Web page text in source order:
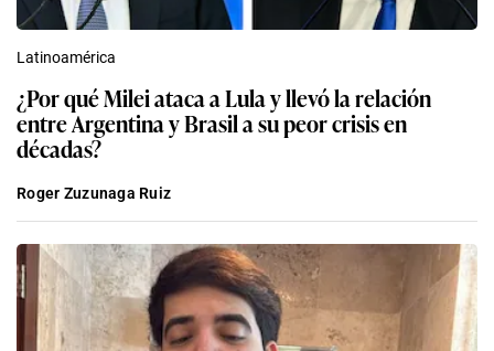
Latinoamérica
¿Por qué Milei ataca a Lula y llevó la relación
entre Argentina y Brasil a su peor crisis en
décadas?
Roger Zuzunaga Ruiz